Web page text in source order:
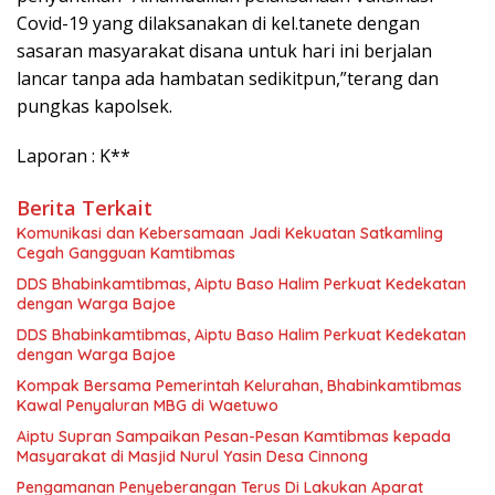
Covid-19 yang dilaksanakan di kel.tanete dengan
sasaran masyarakat disana untuk hari ini berjalan
lancar tanpa ada hambatan sedikitpun,”terang dan
pungkas kapolsek.
Laporan : K**
Berita Terkait
Komunikasi dan Kebersamaan Jadi Kekuatan Satkamling
Cegah Gangguan Kamtibmas
DDS Bhabinkamtibmas, Aiptu Baso Halim Perkuat Kedekatan
dengan Warga Bajoe
DDS Bhabinkamtibmas, Aiptu Baso Halim Perkuat Kedekatan
dengan Warga Bajoe
Kompak Bersama Pemerintah Kelurahan, Bhabinkamtibmas
Kawal Penyaluran MBG di Waetuwo
Aiptu Supran Sampaikan Pesan-Pesan Kamtibmas kepada
Masyarakat di Masjid Nurul Yasin Desa Cinnong
Pengamanan Penyeberangan Terus Di Lakukan Aparat